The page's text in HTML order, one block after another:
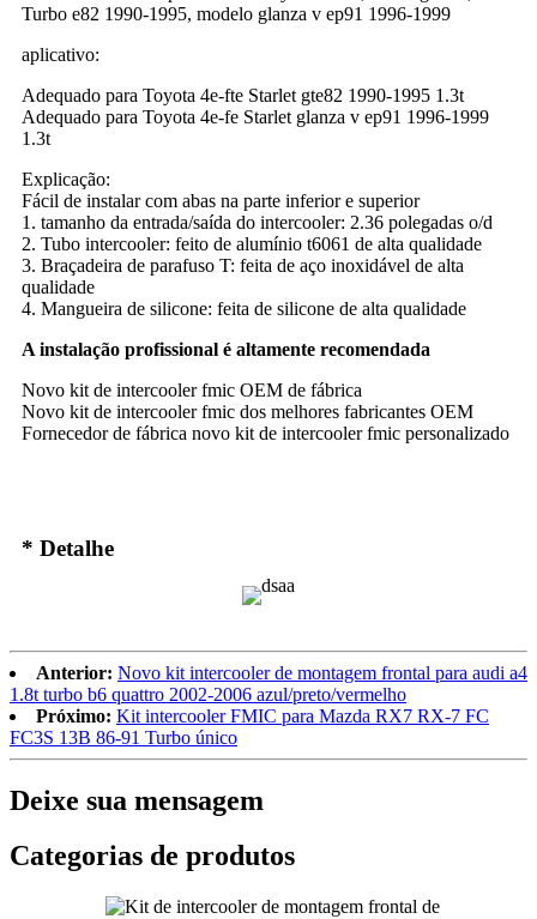
Turbo e82 1990-1995, modelo glanza v ep91 1996-1999
aplicativo:
Adequado para Toyota 4e-fte Starlet gte82 1990-1995 1.3t
Adequado para Toyota 4e-fe Starlet glanza v ep91 1996-1999
1.3t
Explicação:
Fácil de instalar com abas na parte inferior e superior
1. tamanho da entrada/saída do intercooler: 2.36 polegadas o/d
2. Tubo intercooler: feito de alumínio t6061 de alta qualidade
3. Braçadeira de parafuso T: feita de aço inoxidável de alta
qualidade
4. Mangueira de silicone: feita de silicone de alta qualidade
A instalação profissional é altamente recomendada
Novo kit de intercooler fmic OEM de fábrica
Novo kit de intercooler fmic dos melhores fabricantes OEM
Fornecedor de fábrica novo kit de intercooler fmic personalizado
* Detalhe
Anterior: Novo kit intercooler de montagem frontal para audi a4
1.8t turbo b6 quattro 2002-2006 azul/preto/vermelho
Próximo: Kit intercooler FMIC para Mazda RX7 RX-7 FC
FC3S 13B 86-91 Turbo único
Deixe sua mensagem
Categorias de produtos